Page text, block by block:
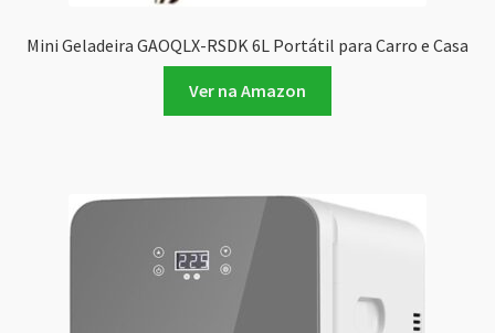
Mini Geladeira GAOQLX-RSDK 6L Portátil para Carro e Casa
Ver na Amazon